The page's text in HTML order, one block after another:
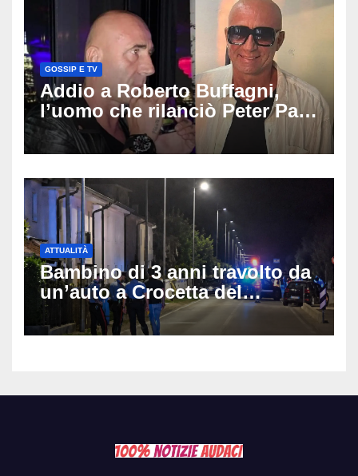
GOSSIP E TV
Addio a Roberto Buffagni,
l’uomo che rilanciò Peter Pan
e Villa delle Rose: aveva 59
anni
ATTUALITÀ
Bambino di 3 anni travolto da
un’auto a Crocetta del
Montello: è gravissimo,
trasportato in elicottero a